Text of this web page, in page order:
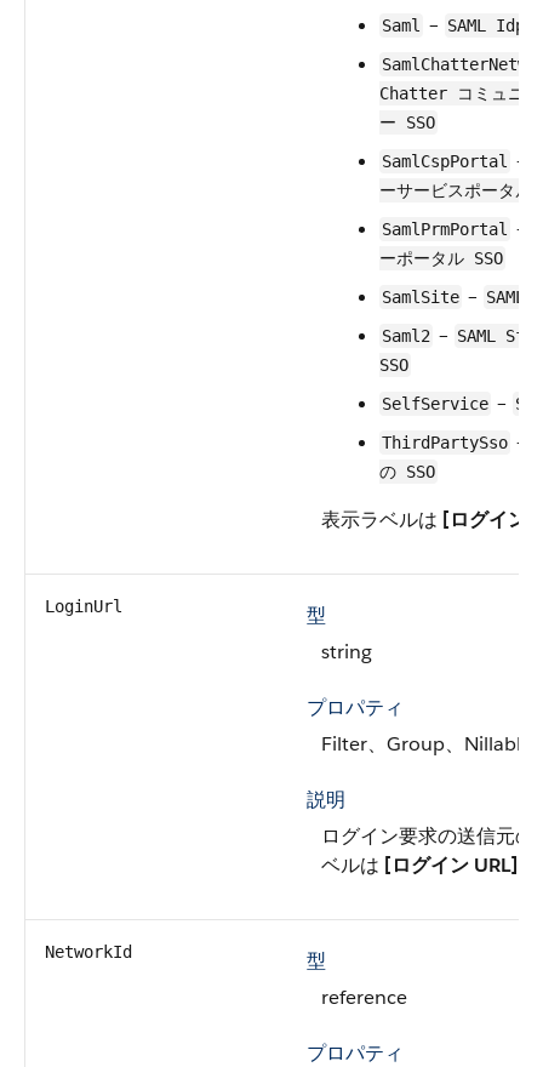
Saml
– SAML Idp
Chatter コミュニテ
ー SSO
SamlCspPortal
–
ーサービスポータル
SamlPrmPortal
–
ーポータル SSO
SamlSite – SAML
Saml2 – SAML
SSO
SelfService –
ThirdPartySso –
の SSO
表示ラベルは [ログイン
LoginUrl
型
string
プロパティ
Filter、Group、Nillable
説明
ログイン要求の送信元の
ベルは [ログイン URL]
NetworkId
型
reference
プロパティ